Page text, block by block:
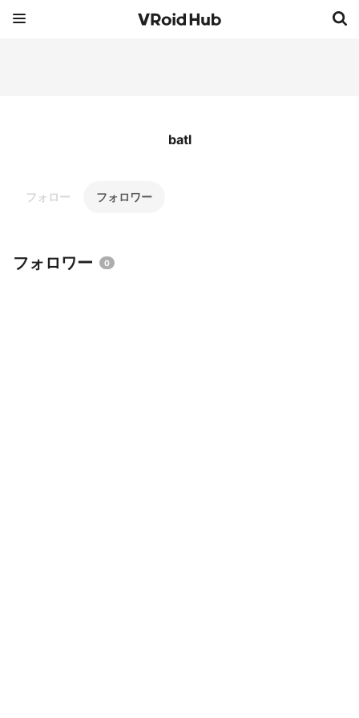
batl
フォロー フォロワー
フォロワー 0